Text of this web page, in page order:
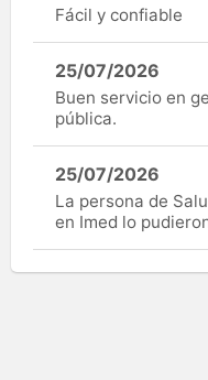
Fácil y confiable
25/07/2026
Buen servicio en
pública.
25/07/2026
La persona de
en Imed lo